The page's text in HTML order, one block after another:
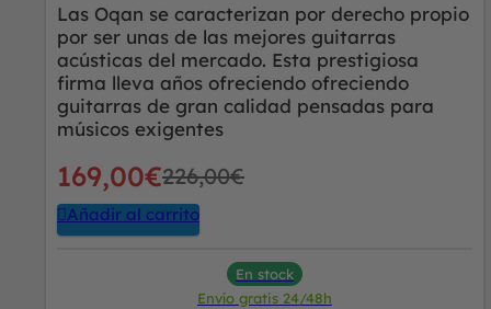
Las Oqan se caracterizan por derecho propio
por ser unas de las mejores guitarras
acústicas del mercado. Esta prestigiosa
firma lleva años ofreciendo ofreciendo
guitarras de gran calidad pensadas para
músicos exigentes
169,00€226,00€
Añadir al carrito
En stock
Envío gratis 24/48h